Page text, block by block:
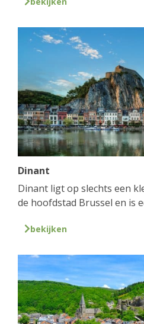
Dinant
Dinant ligt op slechts een
de hoofdstad Brussel en is
bekijken